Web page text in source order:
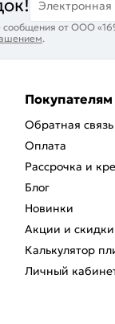
Электронная
от ООО
.
Покупателям
Обратная связь
Оплата
Рассрочка и
Блог
Новинки
Акции и скидки
Калькулятор
Личный